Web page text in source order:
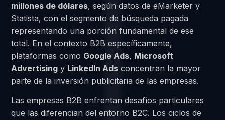
millones de dólares, según datos de eMarketer y
Statista, con el segmento de búsqueda pagada
representando una porción fundamental de ese
total. En el contexto B2B específicamente,
plataformas como Google Ads, Microsoft
Advertising y LinkedIn Ads concentran la mayor
parte de la inversión publicitaria de las empresas.
Las empresas B2B enfrentan desafíos particulares
que las diferencian del entorno B2C. Los ciclos de